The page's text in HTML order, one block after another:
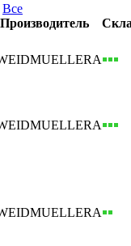
Все
Производитель
А
А
А